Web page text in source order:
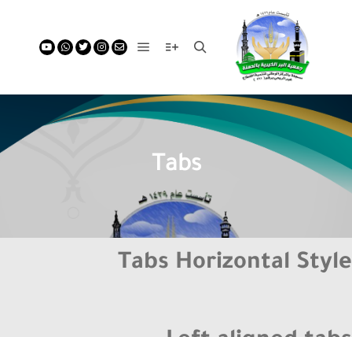
Tabs
Tabs Horizontal Style